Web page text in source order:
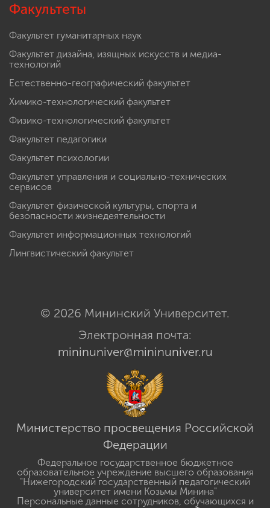
Факультеты
Факультет гуманитарных наук
Факультет дизайна, изящных искусств и медиа-
технологий
Естественно-географический факультет
Химико-технологический факультет
Физико-технологический факультет
Факультет педагогики
Факультет психологии
Факультет управления и социально-технических
сервисов
Факультет физической культуры, спорта и
безопасности жизнедеятельности
Факультет информационных технологий
Лингвистический факультет
© 2026 Мининский Университет.
Электронная почта:
mininuniver@mininuniver.ru
Министерство просвещения Российской
Федерации
Федеральное государственное бюджетное
образовательное учреждение высшего образования
"Нижегородский государственный педагогический
университет имени Козьмы Минина"
Персональные данные сотрудников, обучающихся и